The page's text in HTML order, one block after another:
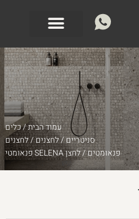
עמוד הבית/כלים
סניטריים/לחצנים/לחצנים
פנאומטים/ לחצן SELENA פנאומטי